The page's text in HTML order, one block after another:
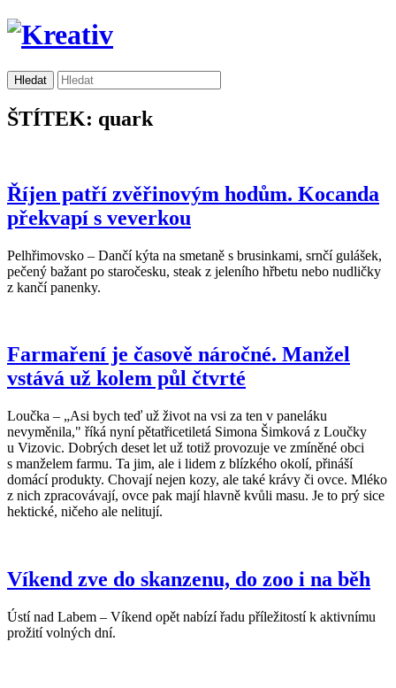
ŠTÍTEK: quark
Říjen patří zvěřinovým hodům. Kocanda
překvapí s veverkou
Pelhřimovsko – Dančí kýta na smetaně s brusinkami, srnčí gulášek,
pečený bažant po staročesku, steak z jeleního hřbetu nebo nudličky
z kančí panenky.
Farmaření je časově náročné. Manžel
vstává už kolem půl čtvrté
Loučka – „Asi bych teď už život na vsi za ten v paneláku
nevyměnila," říká nyní pětatřicetiletá Simona Šimková z Loučky
u Vizovic. Dobrých deset let už totiž provozuje ve zmíněné obci
s manželem farmu. Ta jim, ale i lidem z blízkého okolí, přináší
domácí produkty. Chovají nejen kozy, ale také krávy či ovce. Mléko
z nich zpracovávají, ovce pak mají hlavně kvůli masu. Je to prý sice
hektické, ničeho ale nelitují.
Víkend zve do skanzenu, do zoo i na běh
Ústí nad Labem – Víkend opět nabízí řadu příležitostí k aktivnímu
prožití volných dní.